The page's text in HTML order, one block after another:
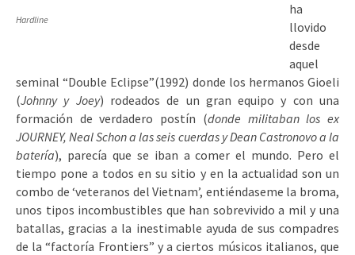
Hardline
ha
llovido
desde
aquel
seminal “Double Eclipse”(1992) donde los hermanos Gioeli
(Johnny y Joey) rodeados de un gran equipo y con una
formación de verdadero postín (donde militaban los ex
JOURNEY, Neal Schon a las seis cuerdas y Dean Castronovo a la
batería), parecía que se iban a comer el mundo. Pero el
tiempo pone a todos en su sitio y en la actualidad son un
combo de ‘veteranos del Vietnam’, entiéndaseme la broma,
unos tipos incombustibles que han sobrevivido a mil y una
batallas, gracias a la inestimable ayuda de sus compadres
de la “factoría Frontiers” y a ciertos músicos italianos, que